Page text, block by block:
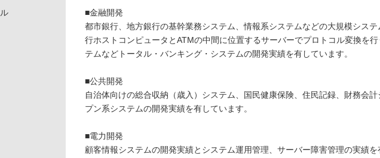
■金融開発
都市銀行、地方銀行の基幹業務システム、情報系システムなどの大規模シス
行ホストコンピュータとATMの中間に位置するサーバーでプロトコル変換を
テムなどトータル・バンキング・システムの開発実績を有しています。
■公共開発
自治体向けの総合収納（歳入）システム、国民健康保険、住民記録、財務会
プン系システムの開発実績を有しています。
■電力開発
顧客情報システムの開発実績とシステム運用管理、サーバー障害管理の実績